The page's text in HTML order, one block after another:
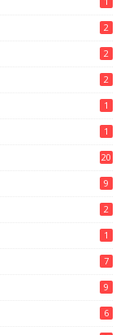
2
2
2
1
1
20
9
2
1
7
9
6